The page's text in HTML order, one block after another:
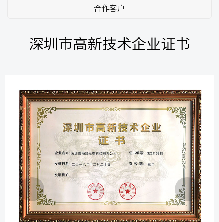
合作客户
深圳市高新技术企业证书